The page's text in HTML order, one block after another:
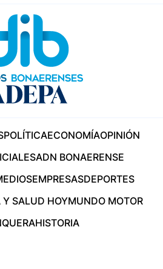
POLÍTICAECONOMÍAOPINIÓN
ADN BONAERENSE
EMPRESASDEPORTES
Y SALUD HOYMUNDO MOTOR
HISTORIA